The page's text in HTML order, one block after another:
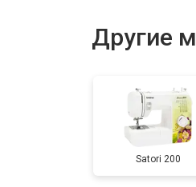
Другие
Satori 200